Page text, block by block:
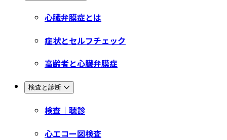
心臓弁膜症とは
症状とセルフチェック
高齢者と心臓弁膜症
検査と診断
検査｜聴診
心エコー図検査